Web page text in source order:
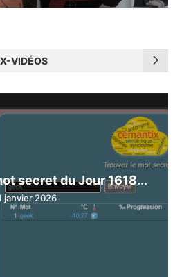
VIDÉOS
secret du Jour 1618...
janvier 2026